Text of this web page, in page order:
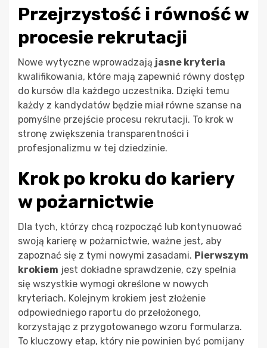
Przejrzystość i równość w
procesie rekrutacji
Nowe wytyczne wprowadzają jasne kryteria
kwalifikowania, które mają zapewnić równy dostęp
do kursów dla każdego uczestnika. Dzięki temu
każdy z kandydatów będzie miał równe szanse na
pomyślne przejście procesu rekrutacji. To krok w
stronę zwiększenia transparentności i
profesjonalizmu w tej dziedzinie.
Krok po kroku do kariery
w pożarnictwie
Dla tych, którzy chcą rozpocząć lub kontynuować
swoją karierę w pożarnictwie, ważne jest, aby
zapoznać się z tymi nowymi zasadami. Pierwszym
krokiem jest dokładne sprawdzenie, czy spełnia
się wszystkie wymogi określone w nowych
kryteriach. Kolejnym krokiem jest złożenie
odpowiedniego raportu do przełożonego,
korzystając z przygotowanego wzoru formularza.
To kluczowy etap, który nie powinien być pomijany